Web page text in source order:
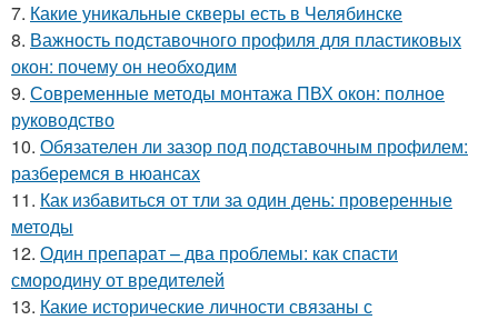
7. Какие уникальные скверы есть в Челябинске
8. Важность подставочного профиля для пластиковых
окон: почему он необходим
9. Современные методы монтажа ПВХ окон: полное
руководство
10. Обязателен ли зазор под подставочным профилем:
разберемся в нюансах
11. Как избавиться от тли за один день: проверенные
методы
12. Один препарат – два проблемы: как спасти
смородину от вредителей
13. Какие исторические личности связаны с